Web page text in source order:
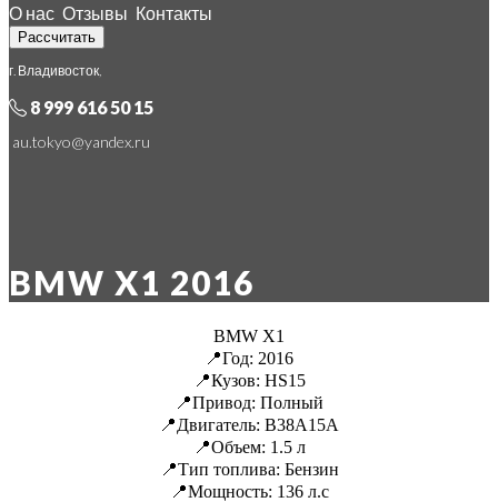
О нас Отзывы Контакты
Рассчитать
г. Владивосток,
8 999 616 50 15
au.tokyo@yandex.ru
BMW X1 2016
BMW X1
📍Год: 2016
📍Кузов: HS15
📍Привод: Полный
📍Двигатель: B38A15A
📍Объем: 1.5 л
📍Тип топлива: Бензин
📍Мощность: 136 л.с